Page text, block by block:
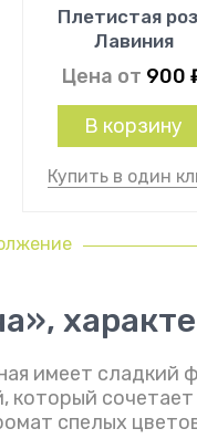
имеет сладкий
который
спелых
Плетистая
Лавиния
Цена от 900
В корзину
Купить в один